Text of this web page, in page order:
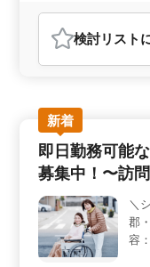
おすすめポイン
＜地域密着の安心
ョンでの介護士求
れ、安心感のある
護から食事介助ま
貢献しませんか
で、週3日以上の勤
叶います。社会保
助や体位変換など
トを通じて、温か
感じられる仕事で
検討リスト
新着
即日勤務可能
募集中！〜訪
＼
郡
容
お